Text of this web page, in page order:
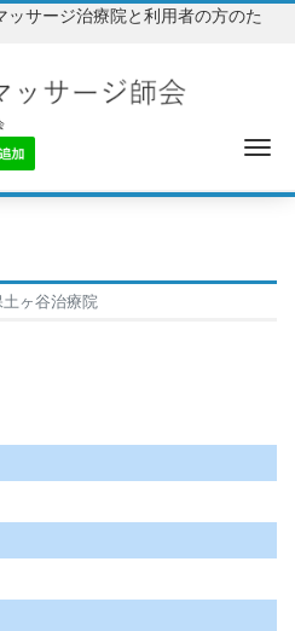
サージ治療院と利用者の方のた
ヶ谷治療院